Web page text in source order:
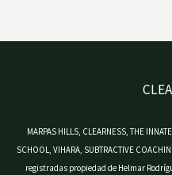
MARPAS HILLS, CLEARNESS, THE
SCHOOL, VIHARA, SUBTRACTIVE
registradas propiedad de Helmar